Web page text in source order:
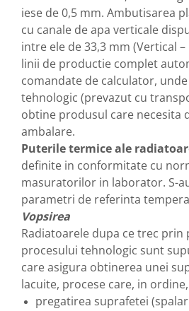
iese de 0,5 mm. Ambutisarea
cu canale de apa verticale
intre ele de 33,3 mm (Vertical
linii de productie complet
comandate de calculator,
tehnologic (prevazut cu
obtine produsul care necesita
ambalare.
Puterile termice ale
definite in conformitate cu
masuratorilor in laborator. S-
parametri de referinta
Vopsirea
Radiatoarele dupa ce trec prin
procesului tehnologic sunt
care asigura obtinerea unei
lacuite, procese care, in
pregatirea suprafetei